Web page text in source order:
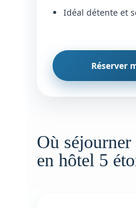
Idéal détente et
Réserver
Où
en hôtel 5